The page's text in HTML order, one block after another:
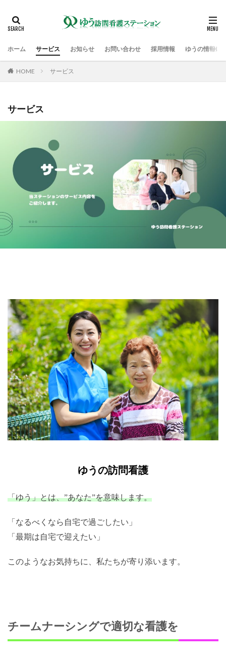
ホーム サービス お知らせ お問い合わせ 採用情報 ゆうの情報に
HOME サービス
サービス
ゆうの訪問看護
「ゆう」とは、”あなた”を意味します。
「なるべくなら自宅で過ごしたい」
「最期は自宅で迎えたい」
このようなお気持ちに、私たちが寄り添います。
チームナーシングで適切な看護を